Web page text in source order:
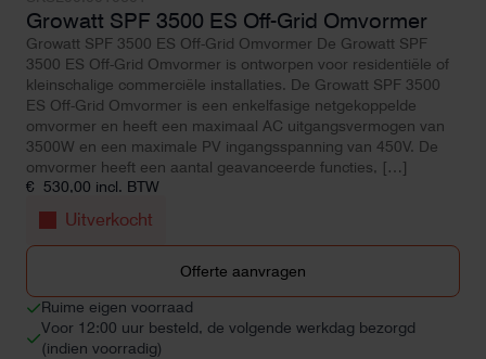
Growatt SPF 3500 ES Off-Grid Omvormer
Growatt SPF 3500 ES Off-Grid Omvormer De Growatt SPF
3500 ES Off-Grid Omvormer is ontworpen voor residentiële of
kleinschalige commerciële installaties. De Growatt SPF 3500
ES Off-Grid Omvormer is een enkelfasige netgekoppelde
omvormer en heeft een maximaal AC uitgangsvermogen van
3500W en een maximale PV ingangsspanning van 450V. De
omvormer heeft een aantal geavanceerde functies, […]
€ 530,00 incl. BTW
Uitverkocht
Offerte aanvragen
Ruime eigen voorraad
Voor 12:00 uur besteld, de volgende werkdag bezorgd
(indien voorradig)